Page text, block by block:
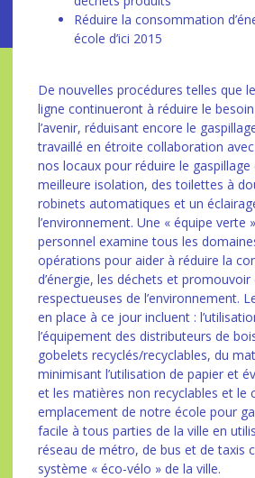
Réduire la consommation
école d’ici 2015
De nouvelles procédures telles que
ligne continueront à réduire le
l’avenir, réduisant encore le
travaillé en étroite collaboration
nos locaux pour réduire le
meilleure isolation, des toilettes à
robinets automatiques et un
l’environnement. Une « équipe verte
personnel examine tous les
opérations pour aider à réduire la
d’énergie, les déchets et
respectueuses de l’environnement.
en place à ce jour incluent :
l’équipement des distributeurs de
gobelets recyclés/recyclables, du
minimisant l’utilisation de papier et
et les matières non recyclables et le
emplacement de notre école pour
facile à tous parties de la ville en
réseau de métro, de bus et de taxis
système « éco-vélo » de la ville.